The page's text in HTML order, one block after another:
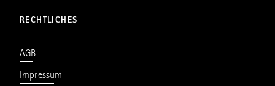
RECHTLICHES
AGB
Impressum